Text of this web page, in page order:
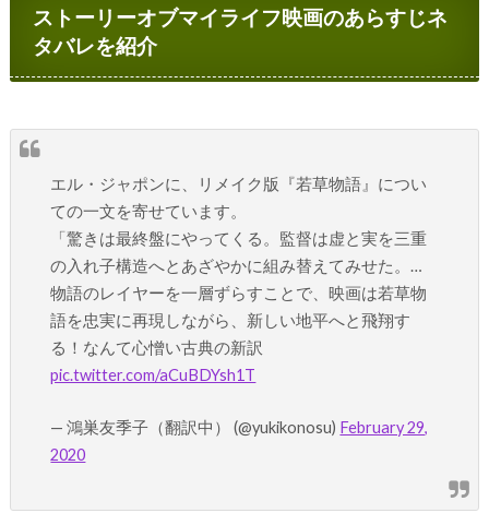
ストーリーオブマイライフ映画のあらすじネ
タバレを紹介
エル・ジャポンに、リメイク版『若草物語』につい
ての一文を寄せています。
「驚きは最終盤にやってくる。監督は虚と実を三重
の入れ子構造へとあざやかに組み替えてみせた。…
物語のレイヤーを一層ずらすことで、映画は若草物
語を忠実に再現しながら、新しい地平へと飛翔す
る！なんて心憎い古典の新訳
pic.twitter.com/aCuBDYsh1T
— 鴻巣友季子（翻訳中） (@yukikonosu) February 29,
2020